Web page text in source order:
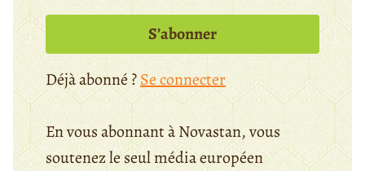
S’abonner
Déjà abonné ?Se connecter
En vous abonnant à Novastan, vous
soutenez le seul média européen